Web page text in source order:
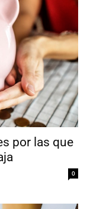
por las que
0